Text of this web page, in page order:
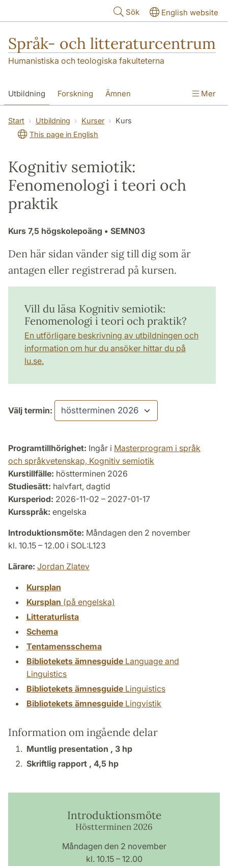
Sök English website
Språk- och litteraturcentrum
Humanistiska och teologiska fakulteterna
Utbildning Forskning Ämnen
SOL-husen Kontakt Institutionen
översättning till svenska
Mer
Start Utbildning Kurser
Kurs
This page in English
Kognitiv semiotik:
Fenomenologi i teori och
praktik
Kurs 7,5 högskolepoäng • SEMN03
Den här sidan vänder sig till dig som är
antagen eller registrerad på kursen.
Vill du läsa Kognitiv semiotik:
Fenomenologi i teori och praktik?
En utförligare beskrivning av utbildningen och
information om hur du ansöker hittar du på
lu.se.
Välj termin:
Programtillhörighet: Ingår i Masterprogram i språk
och språkvetenskap, Kognitiv semiotik
Kurstillfälle: höstterminen 2026
Studiesätt: halvfart, dagtid
Kursperiod: 2026-11-02 – 2027-01-17
Kursspråk: engelska
Introduktionsmöte: Måndagen den 2 november
kl. 10.15 – 12.00 i SOL:L123
Lärare: Jordan Zlatev
Kursplan
Kursplan (på engelska)
Litteraturlista
Schema
Tentamensschema
Bibliotekets ämnesguide Language and
Linguistics
Bibliotekets ämnesguide Linguistics
Bibliotekets ämnesguide Lingvistik
Information om ingående delar
Muntlig presentation , 3 hp
Skriftlig rapport , 4,5 hp
Introduktionsmöte
Höstterminen 2026
Måndagen den 2 november
kl. 10.15 – 12.00